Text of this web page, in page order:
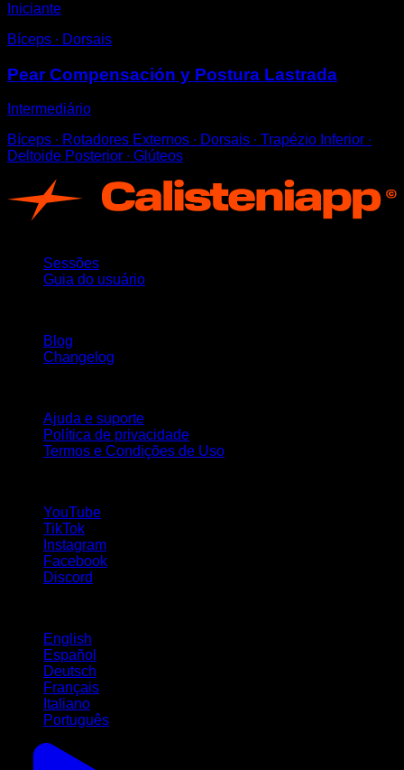
Iniciante
Bíceps ∙ Dorsais
Pear Compensación y Postura Lastrada
Intermediário
Bíceps ∙ Rotadores Externos ∙ Dorsais ∙ Trapézio Inferior ∙
Deltoide Posterior ∙ Glúteos
Sessões
Guia do usuário
Blog
Changelog
Ajuda e suporte
Política de privacidade
Termos e Condições de Uso
YouTube
TikTok
Instagram
Facebook
Discord
English
Español
Deutsch
Français
Italiano
Português